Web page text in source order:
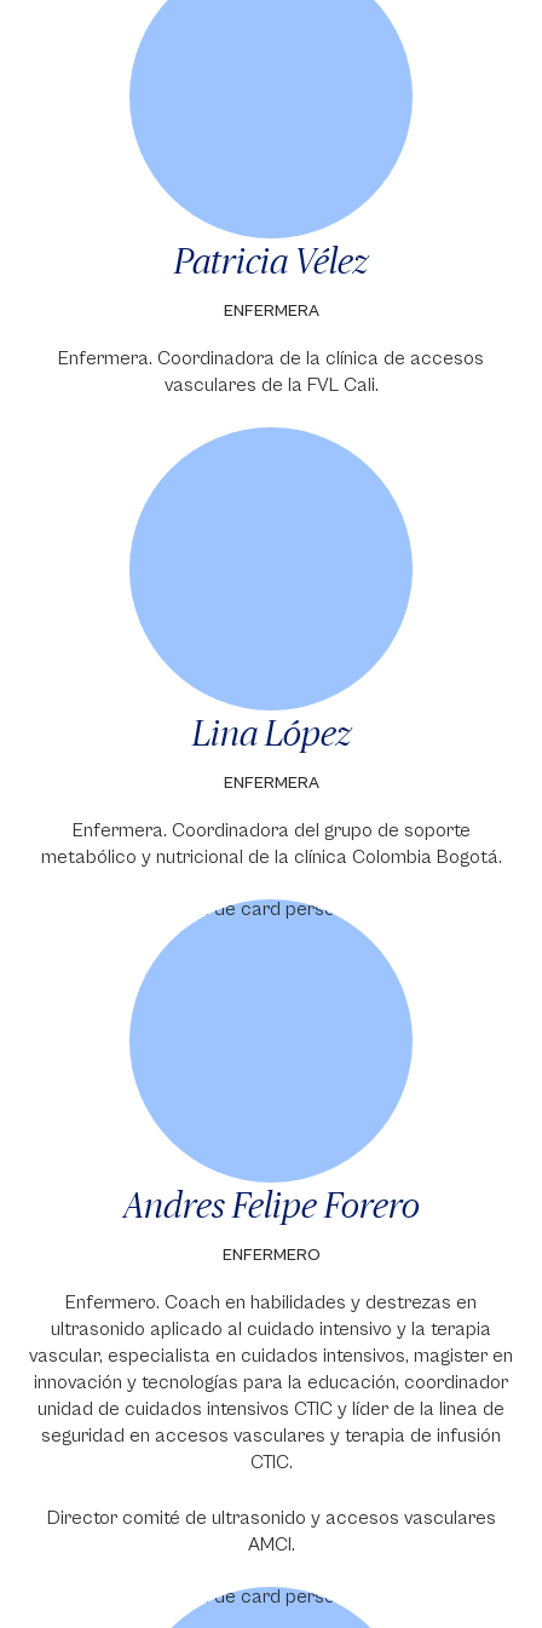
Patricia Vélez
ENFERMERA
Enfermera. Coordinadora de la clínica de accesos
vasculares de la FVL Cali.
Lina López
ENFERMERA
Enfermera. Coordinadora del grupo de soporte
metabólico y nutricional de la clínica Colombia Bogotá.
Andres Felipe Forero
ENFERMERO
Enfermero. Coach en habilidades y destrezas en
ultrasonido aplicado al cuidado intensivo y la terapia
vascular, especialista en cuidados intensivos, magister en
innovación y tecnologías para la educación, coordinador
unidad de cuidados intensivos CTIC y líder de la linea de
seguridad en accesos vasculares y terapia de infusión
CTIC.
Director comité de ultrasonido y accesos vasculares
AMCI.